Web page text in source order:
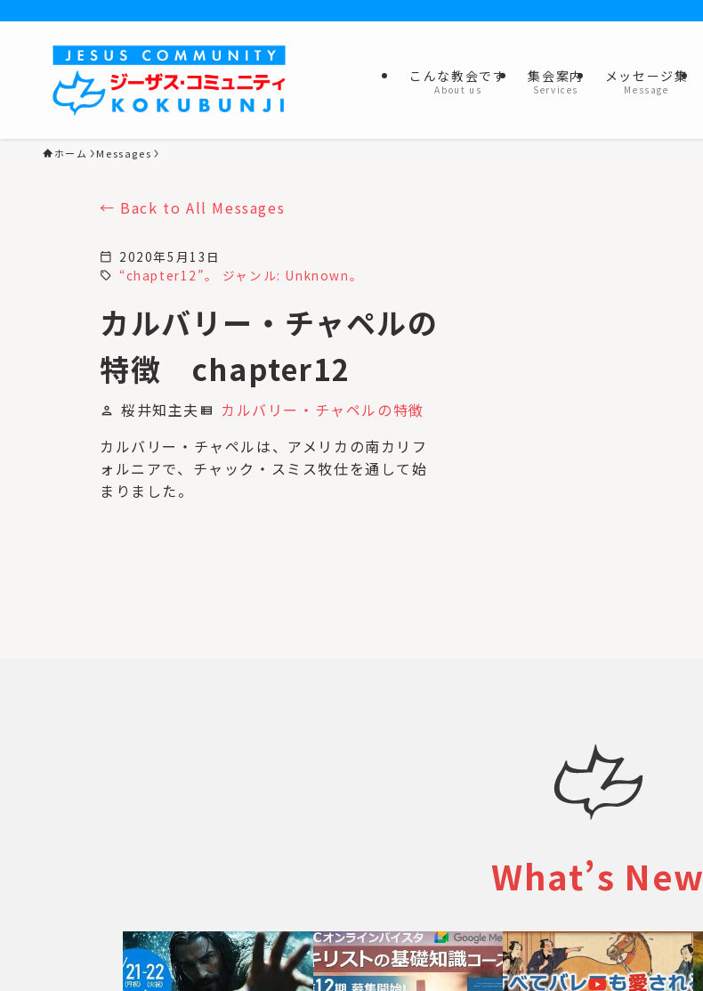
こんな教会です
About us
集会案内
Services
メッセージ集
Message
ホーム Messages
Back to All Messages
calendar_today 2020年5月13日
sell “chapter12”。 ジャンル: Unknown。
カルバリー・チャペルの
特徴 chapter12
person 桜井知主夫 view_list
カルバリー・チャペルの特徴
カルバリー・チャペルは、アメリカの南カリフ
ォルニアで、チャック・スミス牧仕を通して始
まりました。
What’s New